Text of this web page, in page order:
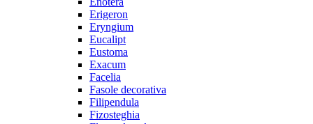
Erigeron
Eryngium
Eucalipt
Eustoma
Exacum
Facelia
Fasole decorativa
Filipendula
Fizosteghia